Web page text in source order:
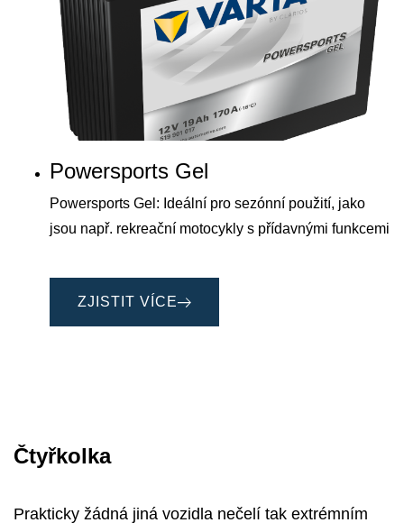
Powersports Gel
Powersports Gel: Ideální pro sezónní použití, jako
jsou např. rekreační motocykly s přídavnými funkcemi
ZJISTIT VÍCE
Čtyřkolka
Prakticky žádná jiná vozidla nečelí tak extrémním